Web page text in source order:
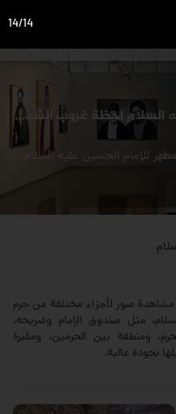
view_headline
الصورة لضريح الإمام الحسين عليه السلام لحظة غروب الشمس في شهر محرم الحرام
للإمام الحسين عليه السلام
صور لأجزاء مختلفة من حرم
مثل صندوق الإمام وضريحه،
ومنطقة بين الحرمين، ومقبرة
بجودة عالية.
14/14